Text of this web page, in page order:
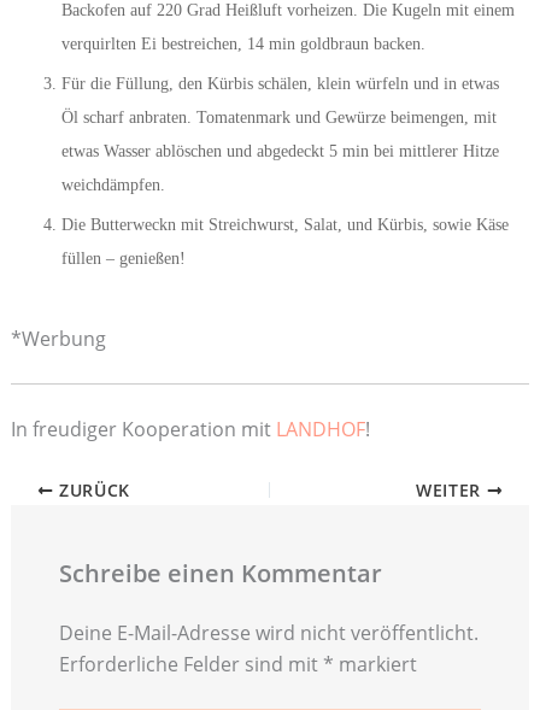
Backofen auf 220 Grad Heißluft vorheizen. Die Kugeln mit einem
verquirlten Ei bestreichen, 14 min goldbraun backen.
Für die Füllung, den Kürbis schälen, klein würfeln und in etwas
Öl scharf anbraten. Tomatenmark und Gewürze beimengen, mit
etwas Wasser ablöschen und abgedeckt 5 min bei mittlerer Hitze
weichdämpfen.
Die Butterweckn mit Streichwurst, Salat, und Kürbis, sowie Käse
füllen – genießen!
*Werbung
In freudiger Kooperation mit LANDHOF!
ZURÜCK WEITER
Schreibe einen Kommentar
Deine E-Mail-Adresse wird nicht veröffentlicht.
Erforderliche Felder sind mit * markiert